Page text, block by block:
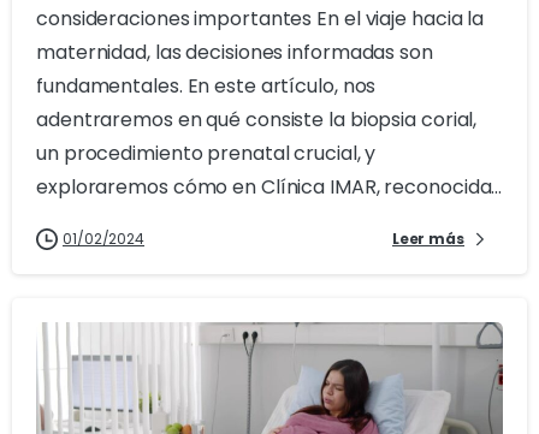
consideraciones importantes En el viaje hacia la
maternidad, las decisiones informadas son
fundamentales. En este artículo, nos
adentraremos en qué consiste la biopsia corial,
un procedimiento prenatal crucial, y
exploraremos cómo en Clínica IMAR, reconocida...
01/02/2024 Leer más